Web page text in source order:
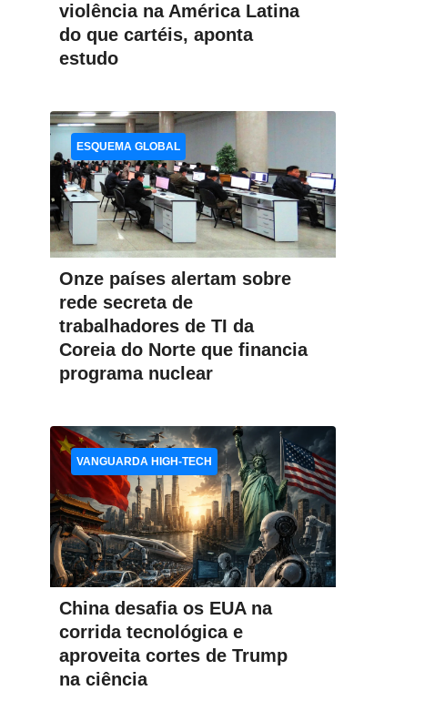
violência na América Latina
do que cartéis, aponta
estudo
Onze países alertam sobre
rede secreta de
trabalhadores de TI da
Coreia do Norte que financia
programa nuclear
ESQUEMA GLOBAL
China desafia os EUA na
corrida tecnológica e
aproveita cortes de Trump
na ciência
VANGUARDA HIGH-TECH